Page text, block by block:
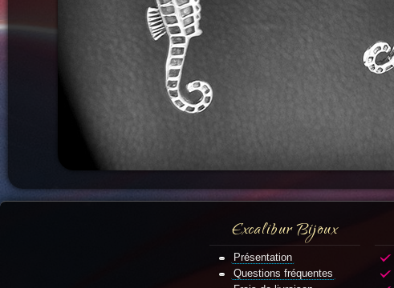
Excalibur Bijoux
Présentation
Questions fréquentes